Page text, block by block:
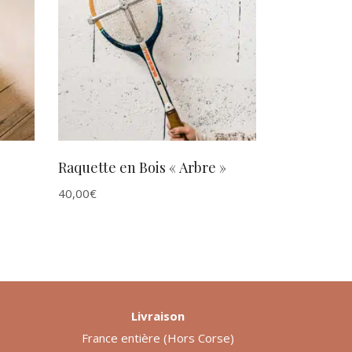
AJOUTER AU PANIER
Raquette en Bois « Arbre »
40,00€
Livraison
France entière (Hors Corse)